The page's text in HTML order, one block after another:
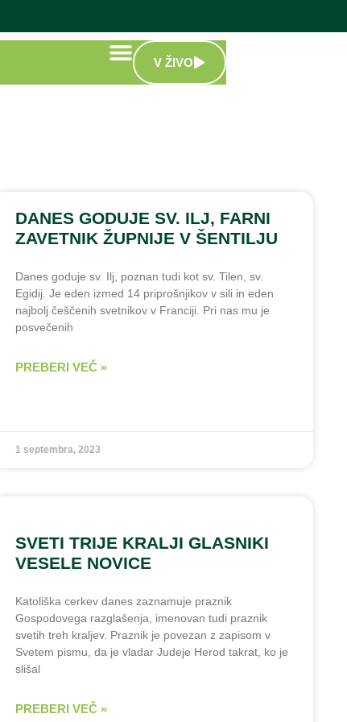
V ŽIVO
DANES GODUJE SV. ILJ, FARNI
ZAVETNIK ŽUPNIJE V ŠENTILJU
Danes goduje sv. Ilj, poznan tudi kot sv. Tilen, sv.
Egidij. Je eden izmed 14 priprošnjikov v sili in eden
najbolj češčenih svetnikov v Franciji. Pri nas mu je
posvečenih
PREBERI VEČ »
1 septembra, 2023
SVETI TRIJE KRALJI GLASNIKI
VESELE NOVICE
Katoliška cerkev danes zaznamuje praznik
Gospodovega razglašenja, imenovan tudi praznik
svetih treh kraljev. Praznik je povezan z zapisom v
Svetem pismu, da je vladar Judeje Herod takrat, ko je
slišal
PREBERI VEČ »